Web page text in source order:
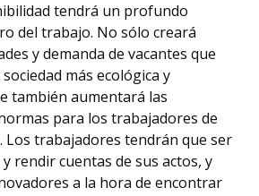
tendrá un profundo
del trabajo. No sólo creará
y demanda de vacantes que
más ecológica y
también aumentará las
para los trabajadores de
Los trabajadores tendrán que ser
rendir cuentas de sus actos, y
a la hora de encontrar